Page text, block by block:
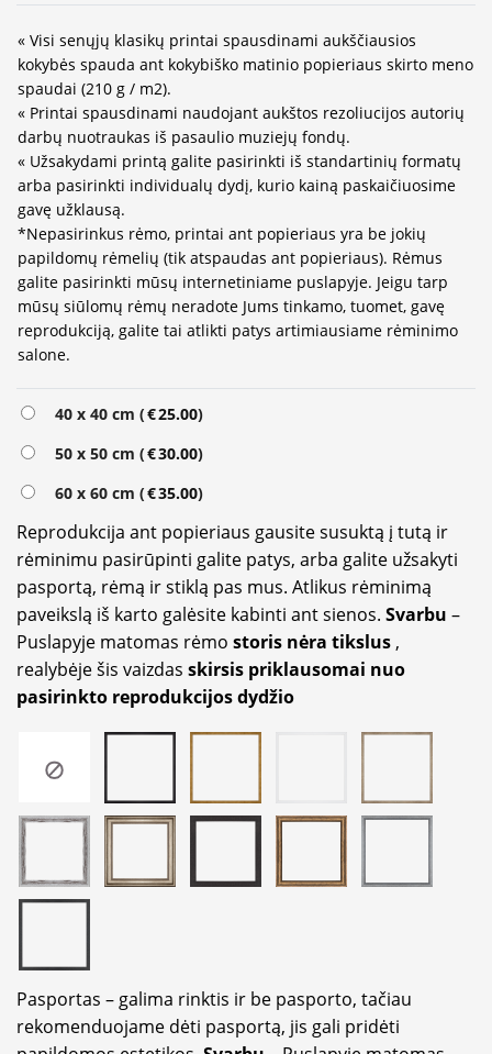
« Visi senųjų klasikų printai spausdinami aukščiausios
kokybės spauda ant kokybiško matinio popieriaus skirto meno
spaudai (210 g / m2).
« Printai spausdinami naudojant aukštos rezoliucijos autorių
darbų nuotraukas iš pasaulio muziejų fondų.
« Užsakydami printą galite pasirinkti iš standartinių formatų
arba pasirinkti individualų dydį, kurio kainą paskaičiuosime
gavę užklausą.
*Nepasirinkus rėmo, printai ant popieriaus yra be jokių
papildomų rėmelių (tik atspaudas ant popieriaus). Rėmus
galite pasirinkti mūsų internetiniame puslapyje. Jeigu tarp
mūsų siūlomų rėmų neradote Jums tinkamo, tuomet, gavę
reprodukciją, galite tai atlikti patys artimiausiame rėminimo
salone.
40 x 40 cm (€25.00)
50 x 50 cm (€30.00)
60 x 60 cm (€35.00)
Reprodukcija ant popieriaus gausite susuktą į tutą ir
rėminimu pasirūpinti galite patys, arba galite užsakyti
pasportą, rėmą ir stiklą pas mus. Atlikus rėminimą
paveikslą iš karto galėsite kabinti ant sienos. Svarbu –
Puslapyje matomas rėmo storis nėra tikslus,
realybėje šis vaizdas skirsis priklausomai nuo
pasirinkto reprodukcijos dydžio
Pasportas – galima rinktis ir be pasporto, tačiau
rekomenduojame dėti pasportą, jis gali pridėti
Alternative: